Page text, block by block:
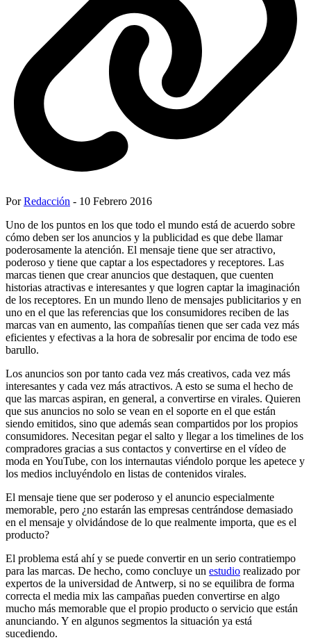
PorRedacción - 10 Febrero 2016
Uno de los puntos en los que todo el mundo está de acuerdo sobre
cómo deben ser los anuncios y la publicidad es que debe llamar
poderosamente la atención. El mensaje tiene que ser atractivo,
poderoso y tiene que captar a los espectadores y receptores. Las
marcas tienen que crear anuncios que destaquen, que cuenten
historias atractivas e interesantes y que logren captar la imaginación
de los receptores. En un mundo lleno de mensajes publicitarios y en
uno en el que las referencias que los consumidores reciben de las
marcas van en aumento, las compañías tienen que ser cada vez más
eficientes y efectivas a la hora de sobresalir por encima de todo ese
barullo.
Los anuncios son por tanto cada vez más creativos, cada vez más
interesantes y cada vez más atractivos. A esto se suma el hecho de
que las marcas aspiran, en general, a convertirse en virales. Quieren
que sus anuncios no solo se vean en el soporte en el que están
siendo emitidos, sino que además sean compartidos por los propios
consumidores. Necesitan pegar el salto y llegar a los timelines de los
compradores gracias a sus contactos y convertirse en el vídeo de
moda en YouTube, con los internautas viéndolo porque les apetece y
los medios incluyéndolo en listas de contenidos virales.
El mensaje tiene que ser poderoso y el anuncio especialmente
memorable, pero ¿no estarán las empresas centrándose demasiado
en el mensaje y olvidándose de lo que realmente importa, que es el
producto?
El problema está ahí y se puede convertir en un serio contratiempo
para las marcas. De hecho, como concluye un estudio realizado por
expertos de la universidad de Antwerp, si no se equilibra de forma
correcta el media mix las campañas pueden convertirse en algo
mucho más memorable que el propio producto o servicio que están
anunciando. Y en algunos segmentos la situación ya está
sucediendo.